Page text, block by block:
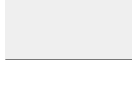
Buscar